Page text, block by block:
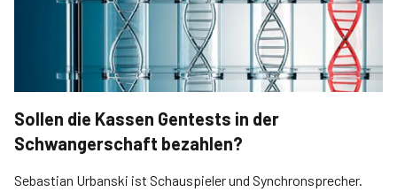
Sollen die Kassen Gentests in der
Schwangerschaft bezahlen?
Sebastian Urbanski ist Schauspieler und Synchronsprecher.